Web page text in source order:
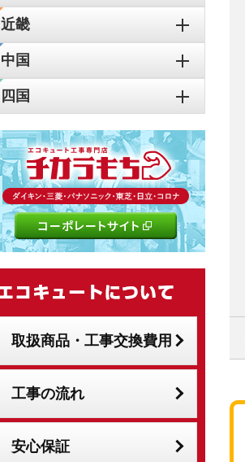
近畿
中国
四国
取扱商品・工事交換費用
工事の流れ
安心保証